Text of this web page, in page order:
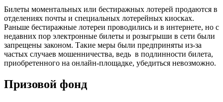
Билеты моментальных или бестиражных лотерей продаются в
отделениях почты и специальных лотерейных киосках.
Раньше бестиражные лотереи проводились и в интернете, но с
недавних пор электронные билеты и розыгрыши в сети были
запрещены законом. Такие меры были предприняты из-за
частых случаев мошенничества, ведь в подлинности билета,
приобретенного на онлайн-площадке, убедиться невозможно.
Призовой фонд